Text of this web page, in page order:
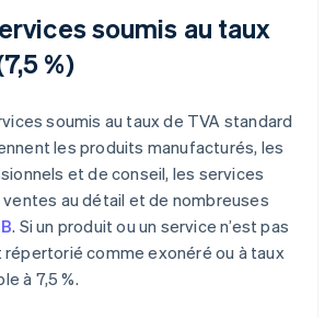
soumis au taux
%)
soumis au taux de TVA standard
les produits manufacturés, les
et de conseil, les services
au détail et de nombreuses
. Si un produit ou un service n’est pas
comme exonéré ou à taux
à 7,5 %.